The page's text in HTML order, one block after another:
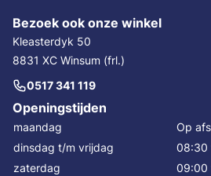
Bezoek ook onze winkel
Kleasterdyk 50
8831 XC Winsum (frl.)
0517 341 119
Openingstijden
maandag
Op
dinsdag t/m vrijdag
08:30
zaterdag
09:00